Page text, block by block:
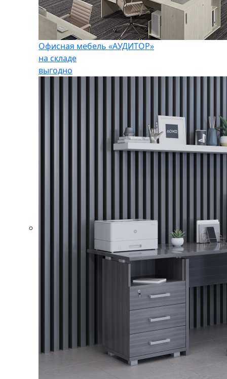
Офисная мебель «АУДИТОР»
на складе
выгодно